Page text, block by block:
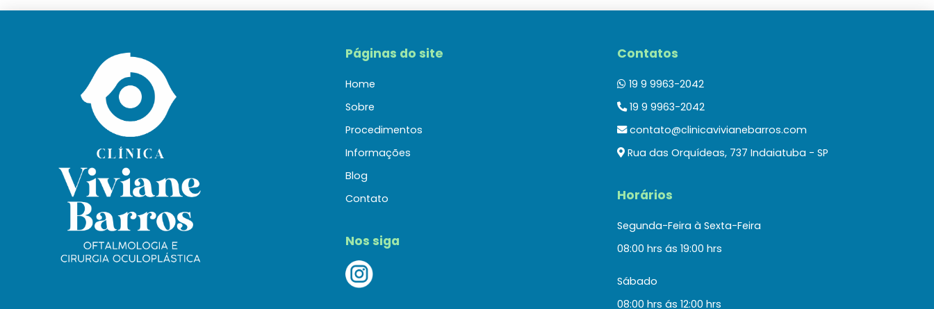
Páginas do site
Home
Sobre
Procedimentos
Informações
Blog
Contato
Nos siga
Contatos
19 9 9963-2042
19 9 9963-2042
contato@clinicavivianebarros.com
Rua das Orquídeas, 737 Indaiatuba - SP
Horários
Segunda-Feira à Sexta-Feira
08:00 hrs ás 19:00 hrs
Sábado
08:00 hrs ás 12:00 hrs